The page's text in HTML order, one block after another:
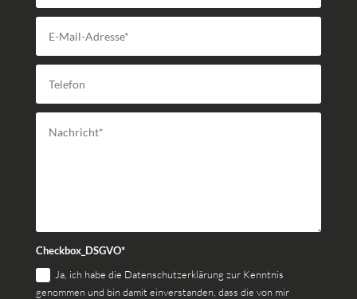
Checkbox_DSGVO*
Ja, ich habe die Datenschutzerklärung zur Kenntnis
genommen und bin damit einverstanden, dass die von mir